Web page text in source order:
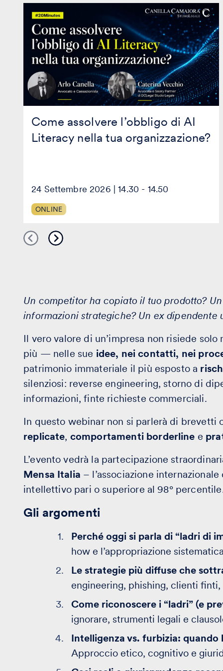
Come assolvere l’obbligo di AI
Literacy nella tua organizzazione?
assolvere
l’obbligo
Literacy
nella
tua
organizzazione?
24 Settembre 2026 | 14.30 - 14.50
ONLINE
Un competitor ha copiato il tuo prodotto?
informazioni strategiche? Un ex dipendente
Il vero valore di un’impresa non risiede
più — nelle sue idee, nei contatti, nei
patrimonio immateriale il più esposto a
silenziosi: reverse engineering, storno di
informazioni, finte richieste commerciali.
In questo webinar non si parlerà di brevetti
replicate, comportamenti borderline e
L’evento vedrà la partecipazione
Mensa Italia – l’associazione
intellettivo pari o superiore al 98°
Gli argomenti
Perché oggi si parla di “ladri di
how e l’appropriazione
Le strategie più diffuse che
engineering, phishing, clienti
Come riconoscere i “ladri” (e
ignorare, strumenti legali e
Intelligenza vs. furbizia:
Approccio etico, cognitivo e